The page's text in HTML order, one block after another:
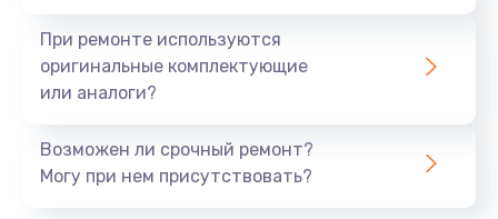
При ремонте используются
оригинальные комплектующие
или аналоги?
Возможен ли срочный ремонт?
Могу при нем присутствовать?